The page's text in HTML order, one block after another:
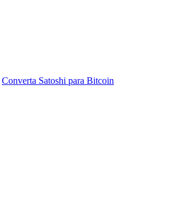
Converta Satoshi para Bitcoin